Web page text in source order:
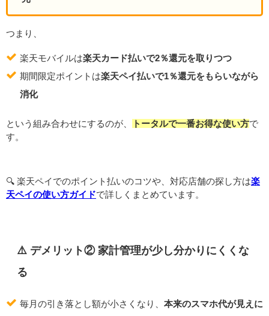
つまり、
楽天モバイルは楽天カード払いで2％還元を取りつつ
期間限定ポイントは楽天ペイ払いで1％還元をもらいながら
消化
という組み合わせにするのが、 トータルで一番お得な使い方で
す。
🔍️ 楽天ペイでのポイント払いのコツや、対応店舗の探し方は楽
天ペイの使い方ガイドで詳しくまとめています。
⚠️ デメリット② 家計管理が少し分かりにくくな
る
毎月の引き落とし額が小さくなり、 本来のスマホ代が見えに